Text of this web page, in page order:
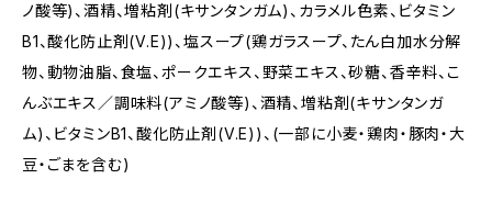
ノ酸等)、酒精、増粘剤(キサンタンガム)、カラメル色素、ビタミン
B1、酸化防止剤(V.E))、塩スープ(鶏ガラスープ、たん白加水分解
物、動物油脂、食塩、ポークエキス、野菜エキス、砂糖、香辛料、こ
んぶエキス／調味料(アミノ酸等)、酒精、増粘剤(キサンタンガ
ム)、ビタミンB1、酸化防止剤(V.E))、(一部に小麦・鶏肉・豚肉・大
豆・ごまを含む)